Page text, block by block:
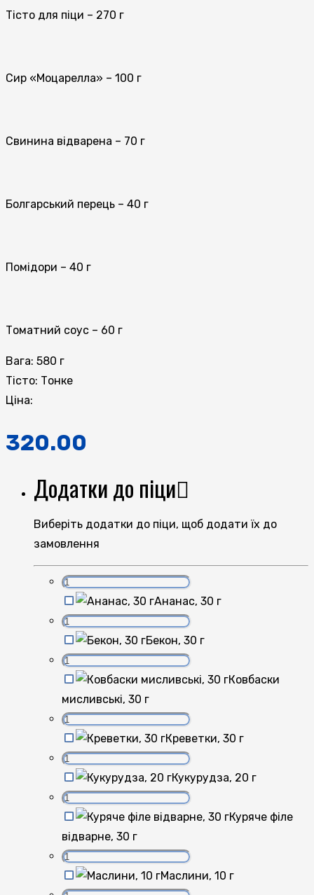
Тісто для піци – 270 г
Сир «Моцарелла» – 100 г
Свинина відварена – 70 г
Болгарський перець – 40 г
Помідори – 40 г
Томатний соус – 60 г
Вага: 580 г
Тісто: Тонке
Ціна:
320.00
Додатки до піци
Виберіть додатки до піци, щоб додати їх до
замовлення
Ананас, 30 г
Бекон, 30 г
Ковбаски
мисливські, 30 г
Креветки, 30 г
Кукурудза, 20 г
Куряче філе
відварне, 30 г
Маслини, 10 г